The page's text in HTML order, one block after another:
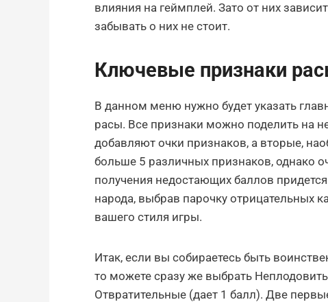
влияния на геймплей. Зато от них
забывать о них не стоит.
Ключевые признаки
В данном меню нужно будет указать
расы. Все признаки можно поделить на
добавляют очки признаков, а вторые,
больше 5 различных признаков, однако
получения недостающих баллов
народа, выбрав парочку отрицательных
вашего стиля игры.
Итак, если вы собираетесь быть
то можете сразу же выбрать
Отвратительные (дает 1 балл). Две